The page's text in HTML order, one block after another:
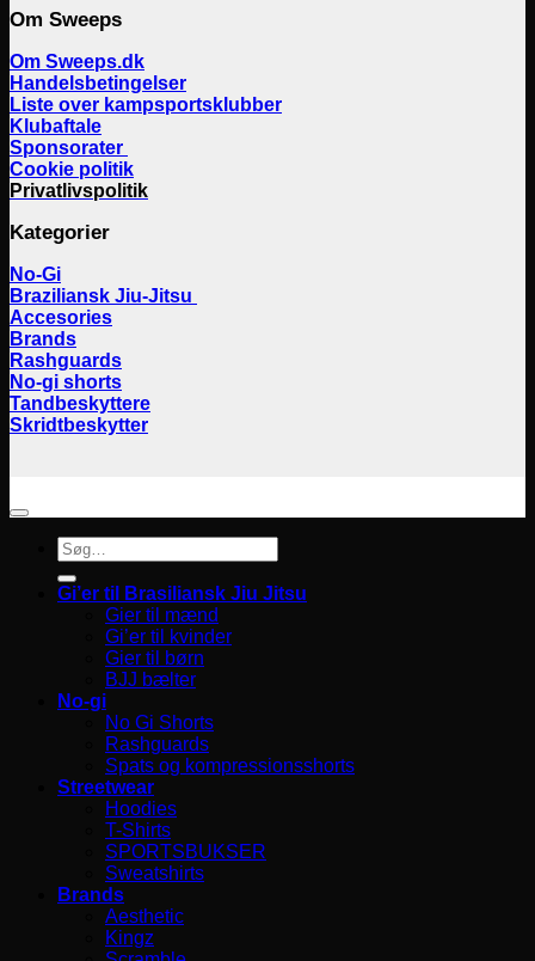
Om Sweeps
Om Sweeps.dk
Handelsbetingelser
Liste over kampsportsklubber
Klubaftale
Sponsorater
Cookie politik
Privatlivspolitik
Kategorier
No-Gi
Braziliansk Jiu-Jitsu
Accesories
Brands
Rashguards
No-gi shorts
Tandbeskyttere
Skridtbeskytter
Søg
efter:
Gi’er til Brasiliansk Jiu Jitsu
Gier til mænd
Gi’er til kvinder
Gier til børn
BJJ bælter
No-gi
No Gi Shorts
Rashguards
Spats og kompressionsshorts
Streetwear
Hoodies
T-Shirts
SPORTSBUKSER
Sweatshirts
Brands
Aesthetic
Kingz